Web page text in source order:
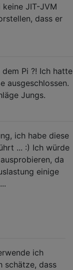
JIT-JVM
dass er
Pi ?! Ich hatte
ausgeschlossen.
Jungs.
ich habe diese
... :) Ich würde
da
einige
ich
schätze, dass